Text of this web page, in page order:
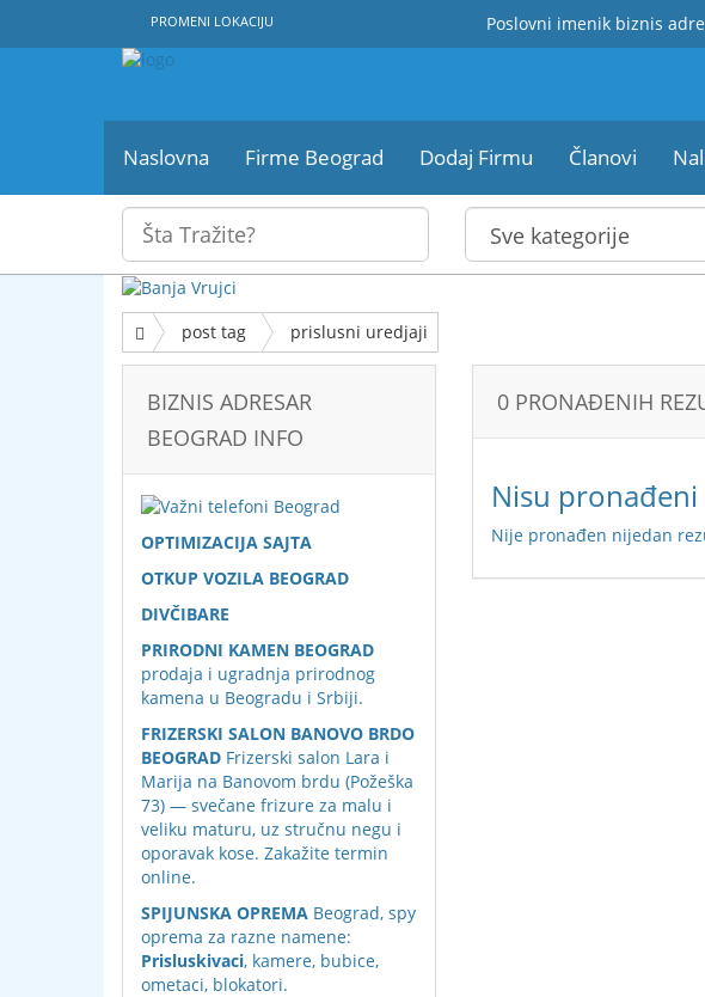
Poslovni imenik biznis
PROMENI LOKACIJU
Naslovna Firme Beograd Dodaj Firmu Članovi
post tag prislusni uredjaji
BIZNIS ADRESAR
BEOGRAD INFO
OPTIMIZACIJA SAJTA
OTKUP VOZILA BEOGRAD
DIVČIBARE
PRIRODNI KAMEN BEOGRAD
prodaja i ugradnja prirodnog
kamena u Beogradu i Srbiji.
FRIZERSKI SALON BANOVO BRDO
BEOGRAD Frizerski salon Lara i
Marija na Banovom brdu (Požeška
73) — svečane frizure za malu i
veliku maturu, uz stručnu negu i
oporavak kose. Zakažite termin
online.
SPIJUNSKA OPREMA Beograd, spy
oprema za razne namene:
Prisluskivaci, kamere, bubice,
ometaci, blokatori.
0 PRONAĐENIH
Nisu
Nije pronađen nijedan